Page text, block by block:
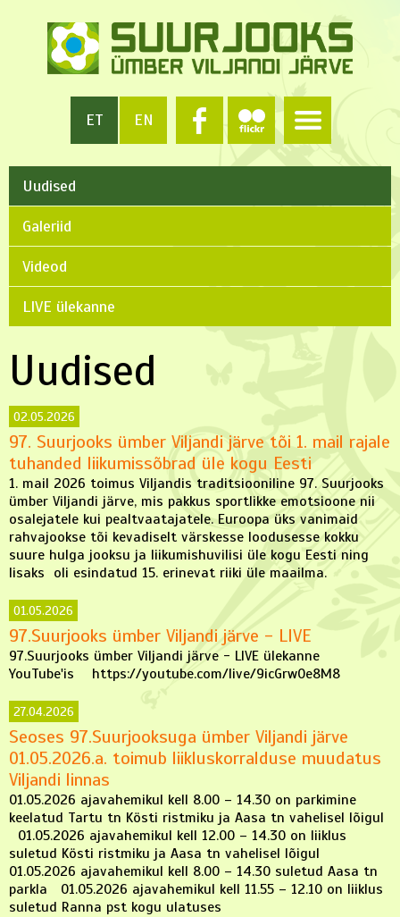
ET EN
Uudised
Galeriid
Videod
LIVE ülekanne
Uudised
02.05.2026
97. Suurjooks ümber Viljandi järve tõi 1. mail rajale
tuhanded liikumissõbrad üle kogu Eesti
1. mail 2026 toimus Viljandis traditsiooniline 97. Suurjooks
ümber Viljandi järve, mis pakkus sportlikke emotsioone nii
osalejatele kui pealtvaatajatele. Euroopa üks vanimaid
rahvajookse tõi kevadiselt värskesse loodusesse kokku
suure hulga jooksu ja liikumishuvilisi üle kogu Eesti ning
lisaks oli esindatud 15. erinevat riiki üle maailma.
01.05.2026
97.Suurjooks ümber Viljandi järve - LIVE
97.Suurjooks ümber Viljandi järve - LIVE ülekanne
YouTube'is https://youtube.com/live/9icGrw0e8M8
27.04.2026
Seoses 97.Suurjooksuga ümber Viljandi järve
01.05.2026.a. toimub liikluskorralduse muudatus
Viljandi linnas
01.05.2026 ajavahemikul kell 8.00 – 14.30 on parkimine
keelatud Tartu tn Kösti ristmiku ja Aasa tn vahelisel lõigul
01.05.2026 ajavahemikul kell 12.00 – 14.30 on liiklus
suletud Kösti ristmiku ja Aasa tn vahelisel lõigul
01.05.2026 ajavahemikul kell 8.00 – 14.30 suletud Aasa tn
parkla 01.05.2026 ajavahemikul kell 11.55 – 12.10 on liiklus
suletud Ranna pst kogu ulatuses